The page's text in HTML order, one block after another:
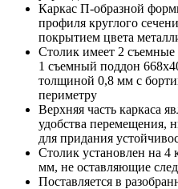
Каркас П-образной
профиля круглого
покрытием цвета
Столик имеет 2
1 съемный поддон
толщиной 0,8 мм с
периметру
Верхняя часть каркаса
удобства перемещения,
для придания
Столик установлен на 4
мм, не оставляющие
Поставляется в